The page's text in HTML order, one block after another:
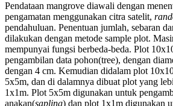
Pendataan mangrove diawali dengan
pengamatan menggunakan citra satelit,
pendahuluan. Penentuan jumlah, sebaran
dilakukan dengan metode sample plot.
mempunyai fungsi berbeda-beda. Plot
pengambilan data pohon(tree), dengan
dengan 4 cm. Kemudian didalam plot
5x5m, dan di dalamnya dibuat plot yang
1x1m. Plot 5x5m digunakan untuk
anakan(sapling) dan plot 1x1m digunakan